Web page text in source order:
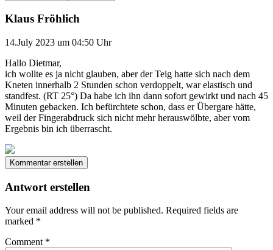
Klaus Fröhlich
14.July 2023 um 04:50 Uhr
Hallo Dietmar,
ich wollte es ja nicht glauben, aber der Teig hatte sich nach dem
Kneten innerhalb 2 Stunden schon verdoppelt, war elastisch und
standfest. (RT 25°) Da habe ich ihn dann sofort gewirkt und nach 45
Minuten gebacken. Ich befürchtete schon, dass er Übergare hätte,
weil der Fingerabdruck sich nicht mehr herauswölbte, aber vom
Ergebnis bin ich überrascht.
Kommentar erstellen
Antwort erstellen
Your email address will not be published. Required fields are
marked *
Comment *